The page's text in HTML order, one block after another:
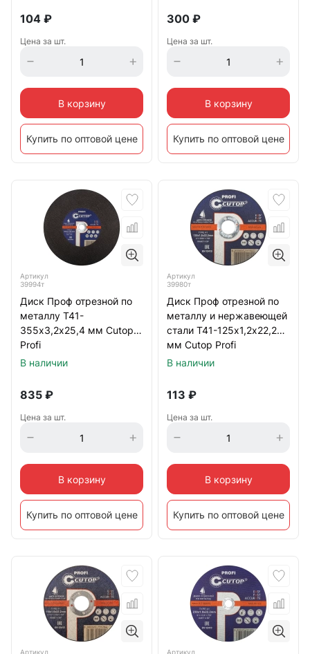
104 ₽
Цена за шт.
В корзину
Купить по оптовой цене
300 ₽
Цена за шт.
В корзину
Купить по оптовой цене
Артикул
39994т
Диск Проф отрезной по
металлу Т41-
355х3,2х25,4 мм Cutop
Profi
В наличии
835 ₽
Цена за шт.
В корзину
Купить по оптовой цене
Артикул
39980т
Диск Проф отрезной по
металлу и нержавеющей
стали Т41-125х1,2х22,2
мм Cutop Profi
В наличии
113 ₽
Цена за шт.
В корзину
Купить по оптовой цене
Артикул Артикул